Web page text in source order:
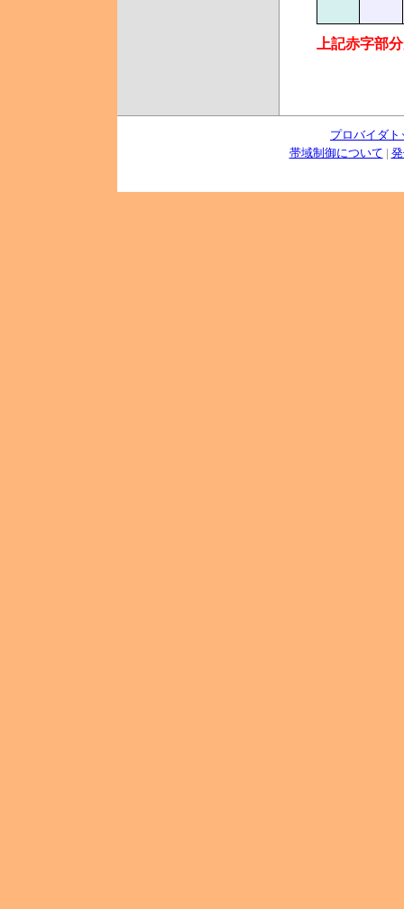
上記赤字部
プロバイダト
帯域制御について